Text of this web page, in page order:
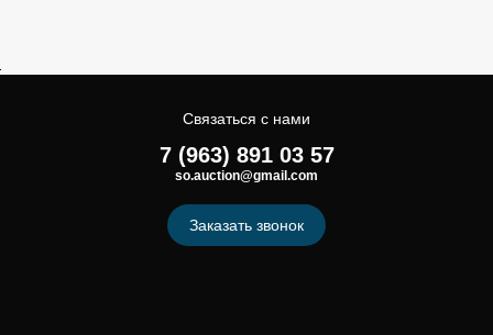
Связаться с нами
7 (963) 891 03 57
so.auction@gmail.com
Заказать звонок